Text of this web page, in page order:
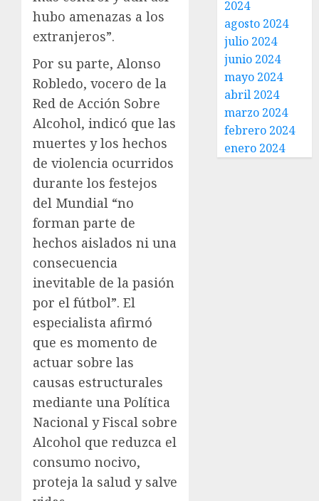
hubo amenazas a los
extranjeros”.
Por su parte, Alonso
Robledo, vocero de la
Red de Acción Sobre
Alcohol, indicó que las
muertes y los hechos
de violencia ocurridos
durante los festejos
del Mundial “no
forman parte de
hechos aislados ni una
consecuencia
inevitable de la pasión
por el fútbol”. El
especialista afirmó
que es momento de
actuar sobre las
causas estructurales
mediante una Política
Nacional y Fiscal sobre
Alcohol que reduzca el
consumo nocivo,
proteja la salud y salve
2024
agosto 2024
julio 2024
junio 2024
mayo 2024
abril 2024
marzo 2024
febrero 2024
enero 2024